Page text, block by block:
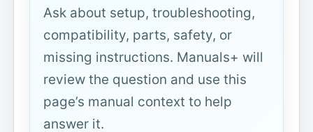
Ask about setup, troubleshooting,
compatibility, parts, safety, or
missing instructions. Manuals+ will
review the question and use this
page’s manual context to help
answer it.